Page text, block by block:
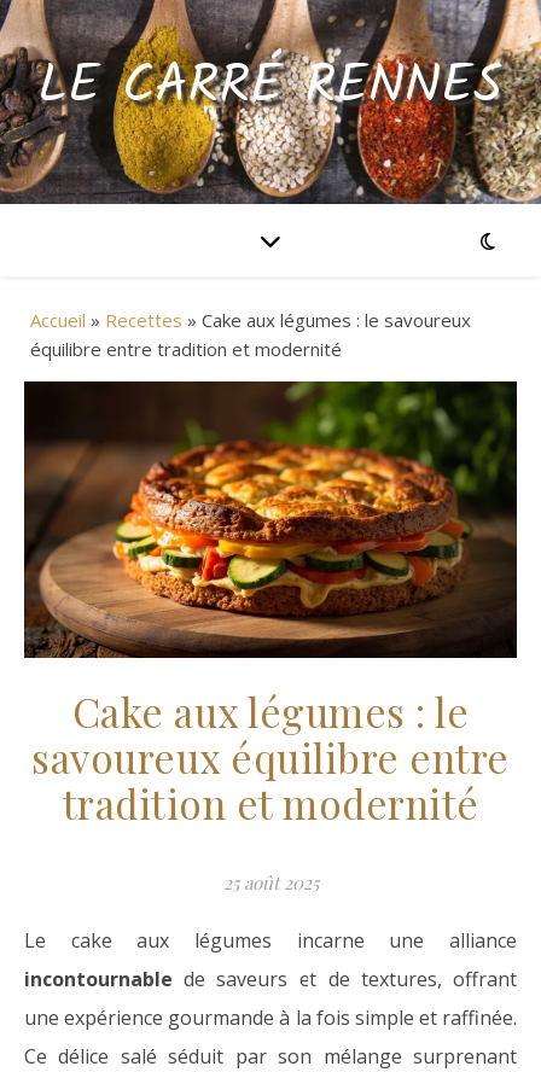
LE CARRÉ RENNES
Accueil » Recettes » Cake aux légumes : le savoureux
équilibre entre tradition et modernité
Cake aux légumes : le
savoureux équilibre entre
tradition et modernité
25 août 2025
Le cake aux légumes incarne une alliance
incontournable de saveurs et de textures, offrant
une expérience gourmande à la fois simple et raffinée.
Ce délice salé séduit par son mélange surprenant